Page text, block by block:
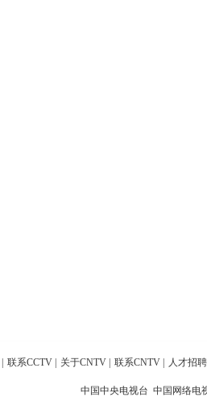
联系CCTV 关于CNTV 联系CNTV 人才招聘
中国中央电视台 中国网络电